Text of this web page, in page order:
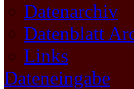
Datenarchiv
Datenblatt
Links
Dateneingabe